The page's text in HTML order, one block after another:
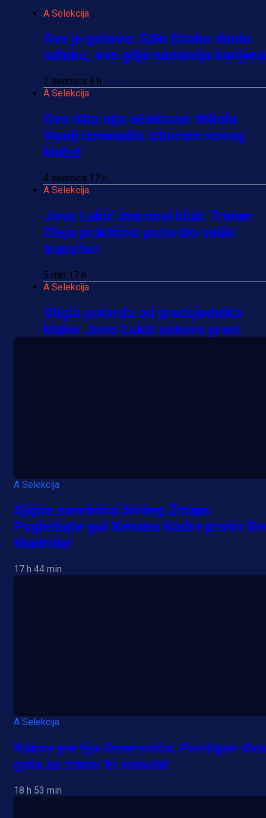
A Selekcija
Sve je gotovo: Edin Džeko donio
odluku, evo gdje nastavlja
2 sedmica 6 h
A Selekcija
Ovo niko nije očekivao: Nikola
Vasilj iznenadio izborom novog
kluba!
4 sedmica 17 h
A Selekcija
Jovo Lukić ima novi klub: Trener
Cluja praktično potvrdio veliki
transfer!
5 dan 17 h
A Selekcija
Stigla potvrda od predsjednika
kluba: Jovo Lukić uskoro pravi
Premijer liga BiH
Misimović priveden: SIPA ga tereti
za pranje novca, pretresaju
prostorije FK Borac!
2 sedmica 2 dan
A Selekcija
Sjajna završnica bivšeg Zmaja:
Pogledajte gol Kenana Kodre protiv
Madrida!
17 h 44 min
A Selekcija
Kakva partija Omerovića: Postigao dva
gola za samo tri minute!
18 h 53 min